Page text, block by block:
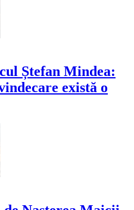
Ștefan Mindea:
există o